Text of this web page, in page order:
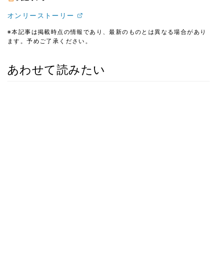
オンリーストーリー
※本記事は掲載時点の情報であり、最新のものとは異なる場合があり
ます。予めご了承ください。
あわせて読みたい